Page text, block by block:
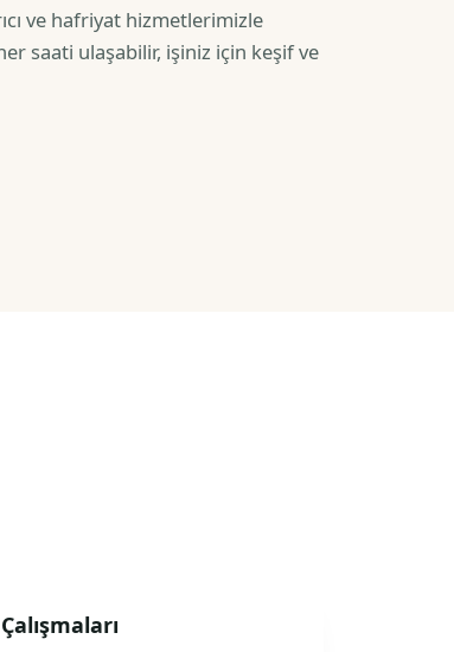
ve hafriyat hizmetlerimizle
saati ulaşabilir, işiniz için keşif ve